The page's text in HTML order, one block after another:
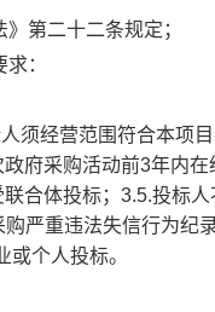
第二十二条规定；
：
须经营范围符合本项
府采购活动前3年内
合体投标；3.5.投标
严重违法失信行为
个人投标。